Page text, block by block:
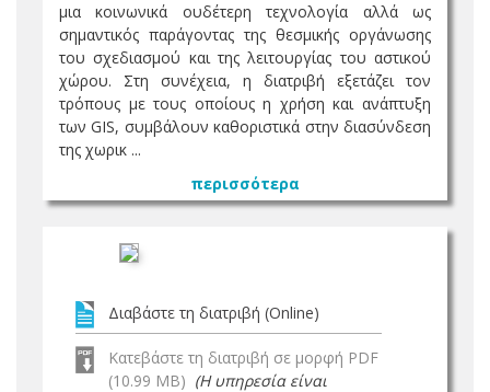
μια κοινωνικά ουδέτερη τεχνολογία αλλά ως
σημαντικός παράγοντας της θεσμικής οργάνωσης
του σχεδιασμού και της λειτουργίας του αστικού
χώρου. Στη συνέχεια, η διατριβή εξετάζει τον
τρόπους με τους οποίους η χρήση και ανάπτυξη
των GIS, συμβάλουν καθοριστικά στην διασύνδεση
της χωρικ ...
περισσότερα
Διαβάστε τη διατριβή (Online)
Κατεβάστε τη διατριβή σε μορφή PDF
(10.99 MB) (Η υπηρεσία είναι